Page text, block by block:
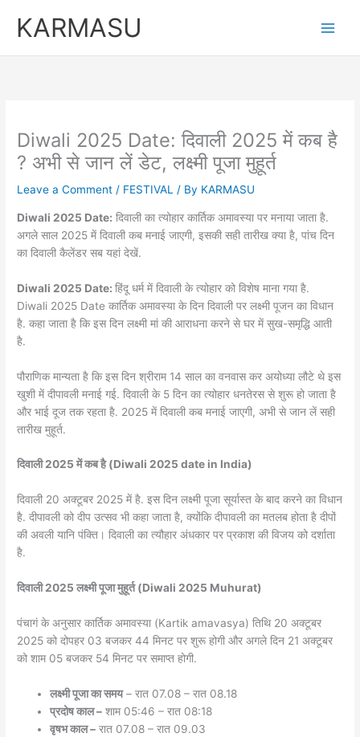
KARMASU
Diwali 2025 Date: दिवाली 2025 में कब है
? अभी से जान लें डेट, लक्ष्मी पूजा मुहूर्त
Leave a Comment / FESTIVAL / By KARMASU
Diwali 2025 Date: दिवाली का त्योहार कार्तिक अमावस्या पर मनाया जाता है.
अगले साल 2025 में दिवाली कब मनाई जाएगी, इसकी सही तारीख क्या है, पांच दिन
का दिवाली कैलेंडर सब यहां देखें.
Diwali 2025 Date:हिंदू धर्म में दिवाली के त्योहार को विशेष माना गया है.
Diwali 2025 Date कार्तिक अमावस्या के दिन दिवाली पर लक्ष्मी पूजन का विधान
है. कहा जाता है कि इस दिन लक्ष्मी मां की आराधना करने से घर में सुख-समृद्धि आती
है.
पौराणिक मान्यता है कि इस दिन श्रीराम 14 साल का वनवास कर अयोध्या लौटे थे इस
खुशी में दीपावली मनाई गई. दिवाली के 5 दिन का त्योहार धनतेरस से शुरू हो जाता है
और भाई दूज तक रहता है. 2025 में दिवाली कब मनाई जाएगी, अभी से जान लें सही
तारीख मुहूर्त.
दिवाली 2025 में कब है (Diwali 2025 date in India)
दिवाली 20 अक्टूबर 2025 में है. इस दिन लक्ष्मी पूजा सूर्यास्त के बाद करने का विधान
है. दीपावली को दीप उत्सव भी कहा जाता है, क्योंकि दीपावली का मतलब होता है दीपों
की अवली यानि पंक्ति। दिवाली का त्यौहार अंधकार पर प्रकाश की विजय को दर्शाता
है.
दिवाली 2025 लक्ष्मी पूजा मुहूर्त (Diwali 2025 Muhurat)
पंचागं के अनुसार कार्तिक अमावस्या (Kartik amavasya) तिथि 20 अक्टूबर
2025 को दोपहर 03 बजकर 44 मिनट पर शुरू होगी और अगले दिन 21 अक्टूबर
को शाम 05 बजकर 54 मिनट पर समाप्त होगी.
लक्ष्मी पूजा का समय– रात 07.08 – रात 08.18
प्रदोष काल – शाम 05:46 – रात 08:18
वृषभ काल – रात 07.08 – रात 09.03